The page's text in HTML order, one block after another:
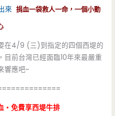
捐血一袋救人一命，一個小動
在4/9 (三)到指定的四個西堤的
前台灣已經面臨10年來最嚴重
響應吧~
‧免費享西堤牛排